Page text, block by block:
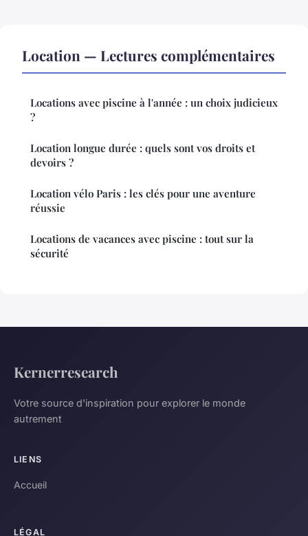
Location — Lectures complémentaires
Locations avec piscine à l'année : un choix judicieux
?
Location longue durée : quels sont vos droits et
devoirs ?
Location vélo Paris : les clés pour une aventure
réussie
Locations de vacances avec piscine : tout sur la
sécurité
Kernerresearch
Votre source d'inspiration pour explorer le monde
autrement
LIENS
Accueil
LÉGAL